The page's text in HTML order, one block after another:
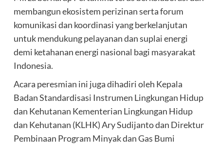
membangun ekosistem perizinan serta forum
komunikasi dan koordinasi yang berkelanjutan
untuk mendukung pelayanan dan suplai energi
demi ketahanan energi nasional bagi masyarakat
Indonesia.
Acara peresmian ini juga dihadiri oleh Kepala
Badan Standardisasi Instrumen Lingkungan Hidup
dan Kehutanan Kementerian Lingkungan Hidup
dan Kehutanan (KLHK) Ary Sudijanto dan Direktur
Pembinaan Program Minyak dan Gas Bumi